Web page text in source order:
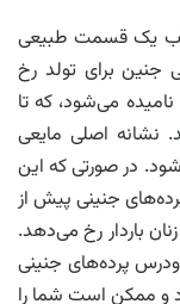
یک قسمت طبیعی
جنین برای تولد رخ
می‌شود، که تا
نشانه اصلی مایعی
در صورتی که این
پرده‌های جنینی پیش از
این اتفاق در ۳ درصد از زنان باردار رخ می‌دهد.
پرده‌های جنینی
و ممکن است شما را